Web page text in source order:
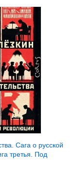
Сага о русской
третья. Под